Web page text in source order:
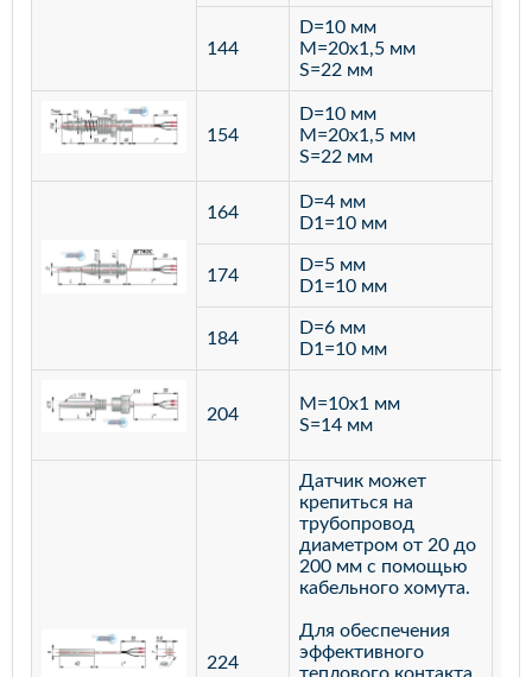
144
D=10 мм
M=20х1,5 мм
S=22 мм
154
D=10 мм
M=20х1,5 мм
S=22 мм
164
D=4 мм
D1=10 мм
174
D=5 мм
D1=10 мм
184
D=6 мм
D1=10 мм
204
M=10х1 мм
S=14 мм
224
Датчик может
крепиться на
трубопровод
диаметром от 20 до
200 мм с помощью
кабельного хомута.
Для обеспечения
эффективного